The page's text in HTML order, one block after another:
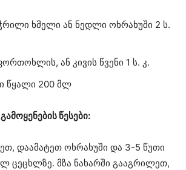
ხმელი ან ნედლი ოხრახუში 2 ს.
ან კივის წვენი 1 ს. კ.
წყალი 200 მლ
წესები:
დაამატეთ ოხრახუში და 3-5 წუთი
ცეცხლზე. მზა ნახარში გააგრილეთ,